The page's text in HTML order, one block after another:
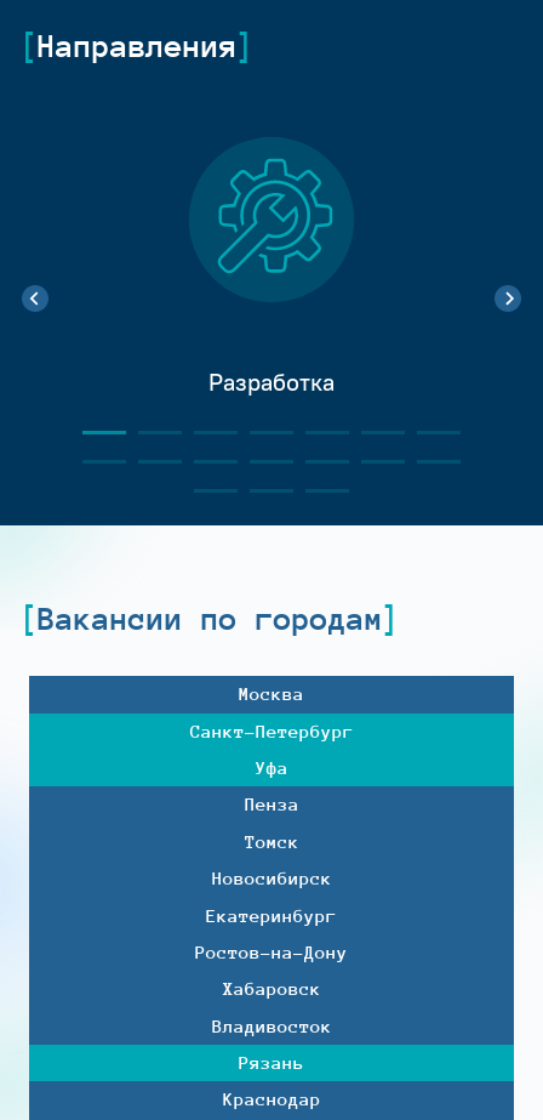
Направления
Разработка
Вакансии по городам
Москва
Санкт-Петербург
Уфа
Пенза
Томск
Новосибирск
Екатеринбург
Ростов-на-Дону
Хабаровск
Владивосток
Рязань
Краснодар